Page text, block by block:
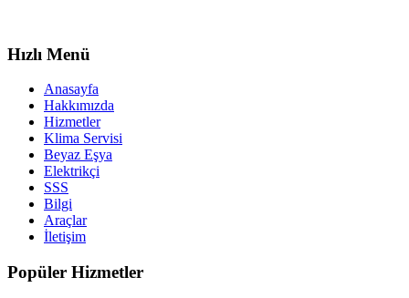
Hızlı Menü
Anasayfa
Hakkımızda
Hizmetler
Klima Servisi
Beyaz Eşya
Elektrikçi
SSS
Bilgi
Araçlar
İletişim
Popüler Hizmetler